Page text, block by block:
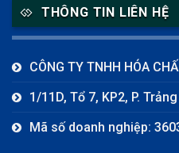
THÔNG TIN LIÊN HỆ
CÔNG TY TNHH HÓA
1/11D, Tổ 7, KP2, P.
Mã số doanh nghiệp: